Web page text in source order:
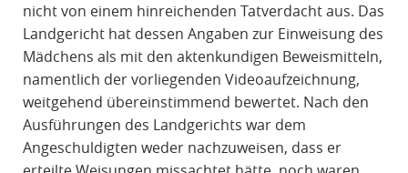
nicht von einem hinreichenden Tatverdacht aus. Das
Landgericht hat dessen Angaben zur Einweisung des
Mädchens als mit den aktenkundigen Beweismitteln,
namentlich der vorliegenden Videoaufzeichnung,
weitgehend übereinstimmend bewertet. Nach den
Ausführungen des Landgerichts war dem
Angeschuldigten weder nachzuweisen, dass er